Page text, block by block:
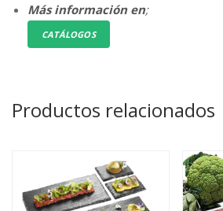
Más información en;
CATÁLOGOS
Productos relacionados